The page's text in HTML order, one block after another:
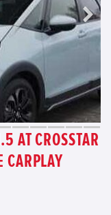
AT CROSSTAR
CARPLAY